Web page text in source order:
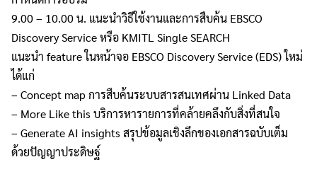
9.00 – 10.00 น. แนะนำวิธีใช้งานและการสืบค้น EBSCO
Discovery Service หรือ KMITL Single SEARCH
แนะนำ feature ในหน้าจอ EBSCO Discovery Service (EDS) ใหม่
ได้แก่
– Concept map การสืบค้นระบบสารสนเทศผ่าน Linked Data
– More Like this บริการหารายการที่คล้ายคลึงกับสิ่งที่สนใจ
– Generate AI insights สรุปข้อมูลเชิงลึกของเอกสารฉบับเต็ม
ด้วยปัญญาประดิษฐ์